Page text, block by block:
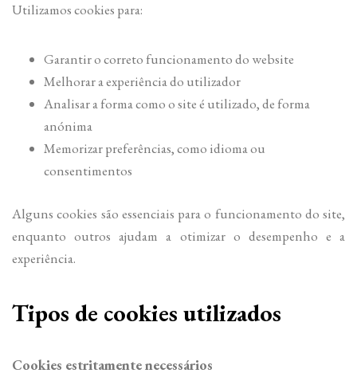
Utilizamos cookies para:
Garantir o correto funcionamento do website
Melhorar a experiência do utilizador
Analisar a forma como o site é utilizado, de forma
anónima
Memorizar preferências, como idioma ou
consentimentos
Alguns cookies são essenciais para o funcionamento do site,
enquanto outros ajudam a otimizar o desempenho e a
experiência.
Tipos de cookies utilizados
Cookies estritamente necessários